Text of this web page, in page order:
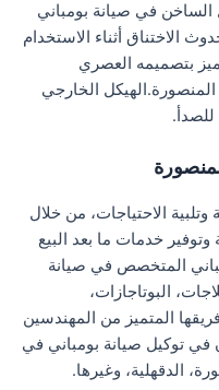
في صيانة بومباني
الاختناق أثناء الاستخدام
بتصميمه العصري
المنصورة.الهيكل الخارجي
وتلبية الاحتياجات، من خلال
وتوفير خدمات ما بعد البيع
المتخصص في صيانة
البوتاجازات،
المتميز من المهندسين
في توكيل صيانة بومباني في
الدقهلية، وغيرها.